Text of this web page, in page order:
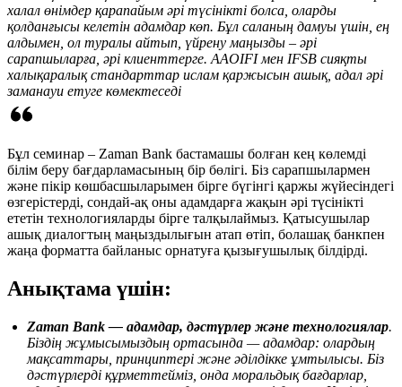
халал өнімдер қарапайым әрі түсінікті болса, оларды
қолданғысы келетін адамдар көп. Бұл саланың дамуы үшін, ең
алдымен, ол туралы айтып, үйрену маңызды – әрі
сарапшыларға, әрі клиенттерге. AAOIFI мен IFSB сияқты
халықаралық стандарттар ислам қаржысын ашық, адал әрі
заманауи етуге көмектеседі
Бұл семинар – Zaman Bank бастамашы болған кең көлемді
білім беру бағдарламасының бір бөлігі. Біз сарапшылармен
және пікір көшбасшыларымен бірге бүгінгі қаржы жүйесіндегі
өзгерістерді, сондай-ақ оны адамдарға жақын әрі түсінікті
ететін технологияларды бірге талқылаймыз. Қатысушылар
ашық диалогтың маңыздылығын атап өтіп, болашақ банкпен
жаңа форматта байланыс орнатуға қызығушылық білдірді.
Анықтама үшін:
Zaman Bank — адамдар, дәстүрлер және технологиялар.
Біздің жұмысымыздың ортасында — адамдар: олардың
мақсаттары, принциптері және әділдікке ұмтылысы. Біз
дәстүрлерді құрметтейміз, онда моральдық бағдарлар,